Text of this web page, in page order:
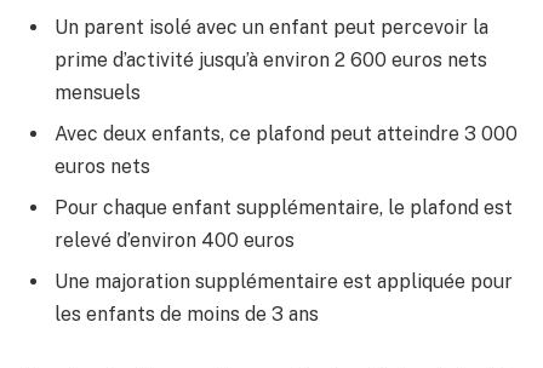
Un parent isolé avec un enfant peut percevoir la
prime d’activité jusqu’à environ 2 600 euros nets
mensuels
Avec deux enfants, ce plafond peut atteindre 3 000
euros nets
Pour chaque enfant supplémentaire, le plafond est
relevé d’environ 400 euros
Une majoration supplémentaire est appliquée pour
les enfants de moins de 3 ans